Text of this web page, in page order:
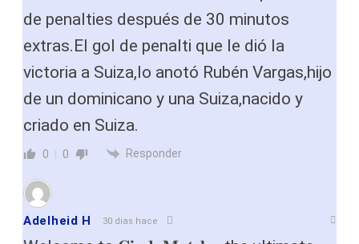
de penalties después de 30 minutos
extras.El gol de penalti que le dió la
victoria a Suiza,lo anotó Rubén Vargas,hijo
de un dominicano y una Suiza,nacido y
criado en Suiza.
0 0 Responder
Adelheid H 30 dias hace